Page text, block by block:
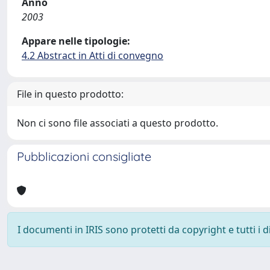
2003
Appare nelle tipologie:
4.2 Abstract in Atti di convegno
File in questo prodotto:
Non ci sono file associati a questo prodotto.
Pubblicazioni consigliate
I documenti in IRIS sono protetti da copyright e tutti i